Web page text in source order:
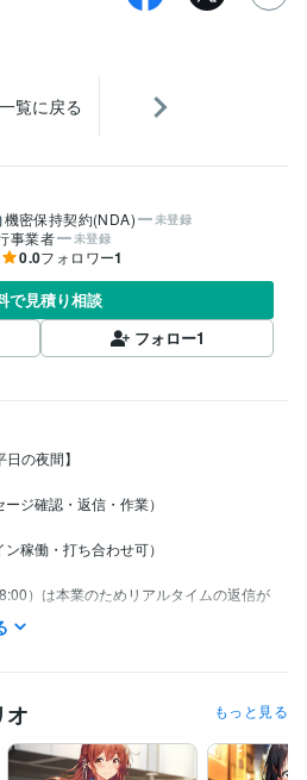
一覧に戻る
機密保持契約(NDA) 未登録
事業者 未登録
0.0フォロワー1
で見積り相談
フォロー1
の夜間】
ジ確認・返信・作業）
稼働・打ち合わせ可）
）は本業のためリアルタイムの返信が
以内の返信を心がけております。
ア 経験年数 : 15年
ードウェア） 経験年数 : 12年
内SE 経験年数 : 14年
ジェクトリーダー 経験年数 : 13年
オ もっと見る